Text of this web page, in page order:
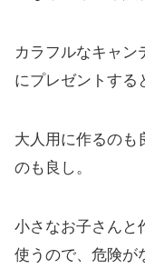
カラフルなキャン
にプレゼントする
大人用に作るのも
のも良し。
小さなお子さんと
使うので、危険が